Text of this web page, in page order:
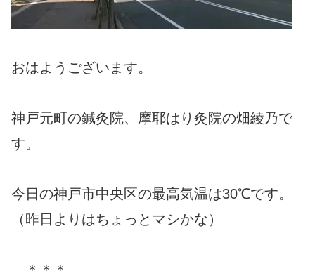
おはようございます。
神戸元町の鍼灸院、摩耶はり灸院の畑綾乃で
す。
今日の神戸市中央区の最高気温は30℃です。
（昨日よりはちょっとマシかな）
＊＊＊